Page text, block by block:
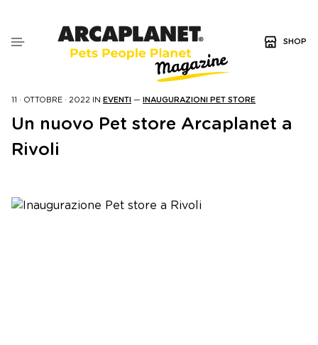
SHOP
11 · OTTOBRE · 2022 IN EVENTI — INAUGURAZIONI PET STORE
Un nuovo Pet store Arcaplanet a
Rivoli